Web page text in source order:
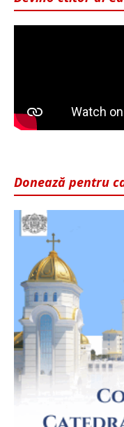
Donează pentru